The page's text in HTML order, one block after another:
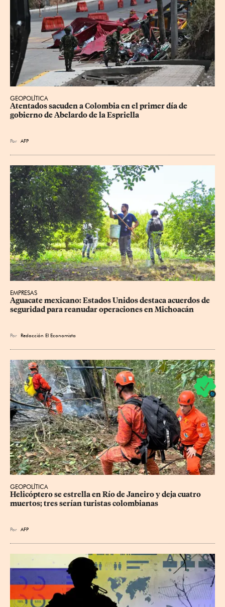
GEOPOLÍTICA
Atentados sacuden a Colombia en el primer día de
gobierno de Abelardo de la Espriella
Por AFP
EMPRESAS
Aguacate mexicano: Estados Unidos destaca acuerdos de
seguridad para reanudar operaciones en Michoacán
Por Redacción El Economista
GEOPOLÍTICA
Helicóptero se estrella en Río de Janeiro y deja cuatro
muertos; tres serían turistas colombianas
Por AFP